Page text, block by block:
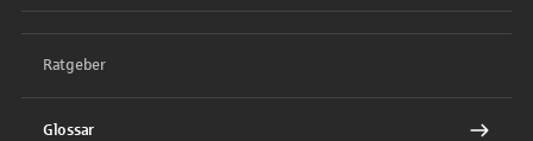
Ratgeber
Glossar